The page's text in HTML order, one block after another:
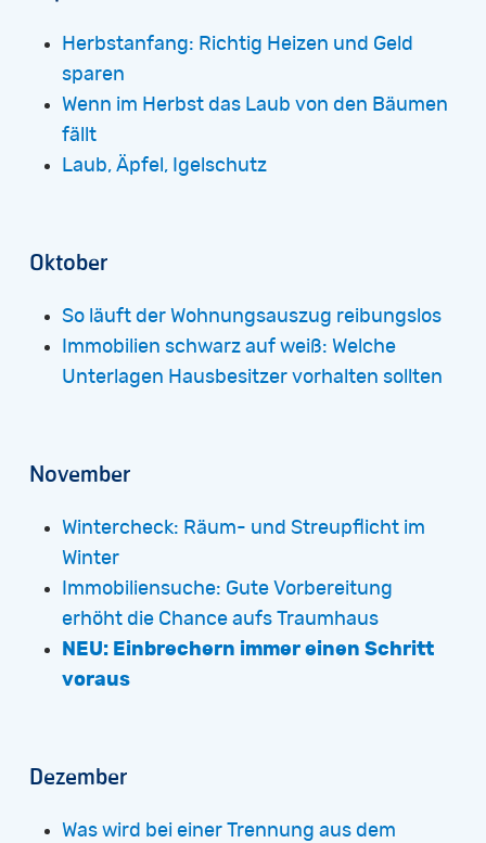
Herbstanfang: Richtig Heizen und Geld
sparen
Wenn im Herbst das Laub von den Bäumen
fällt
Laub, Äpfel, Igelschutz
Oktober
So läuft der Wohnungsauszug reibungslos
Immobilien schwarz auf weiß: Welche
Unterlagen Hausbesitzer vorhalten sollten
November
Wintercheck: Räum- und Streupflicht im
Winter
Immobiliensuche: Gute Vorbereitung
erhöht die Chance aufs Traumhaus
NEU: Einbrechern immer einen Schritt
voraus
Dezember
Was wird bei einer Trennung aus dem